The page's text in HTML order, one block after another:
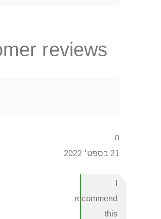
reviews
ה
21 בספט׳ 2022
recommend
this